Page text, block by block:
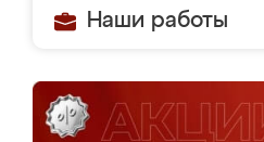
Наши работы